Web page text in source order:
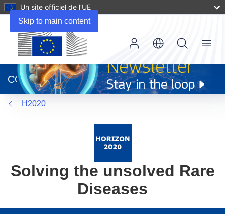
Skip to main content
Un site officiel de l’UE
dans
une
nouvelle
fenêtre)
CORDIS
Menu
H2020
Solving the unsolved Rare
Diseases